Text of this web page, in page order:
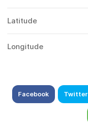
Latitude
Longitude
Facebook Twitter